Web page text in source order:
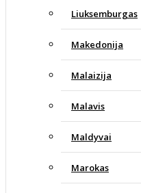
Liuksemburgas
Makedonija
Malaizija
Malavis
Maldyvai
Marokas